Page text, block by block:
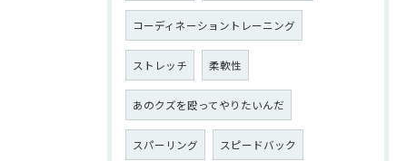
コーディネーショントレーニング
ストレッチ 柔軟性
あのクズを殴ってやりたいんだ
スパーリング スピードバック